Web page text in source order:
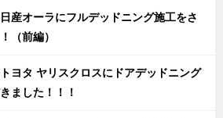
産オーラにフルデッドニング施工をさ
（前編）
ヨタ ヤリスクロスにドアデッドニング
ました！！！